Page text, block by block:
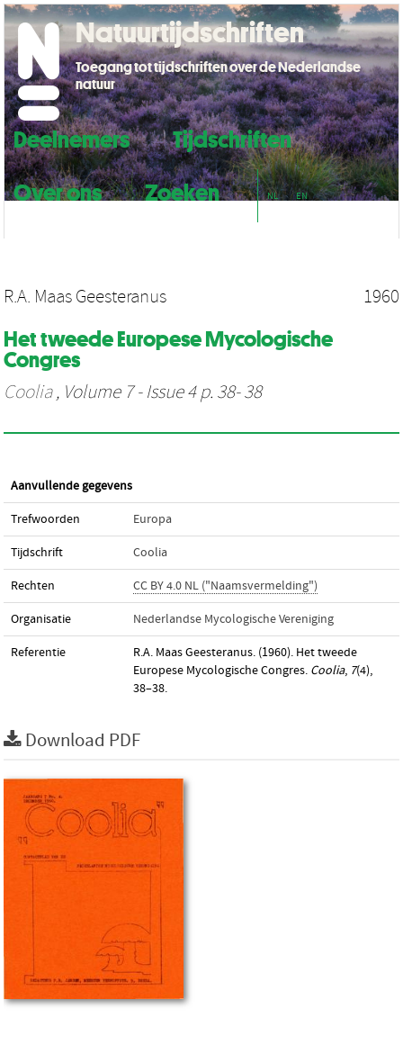
Deelnemers
Tijdschriften
Over ons
Zoeken NL EN
Natuurtijdschriften
Toegang tot tijdschriften over de Nederlandse
natuur
R.A. Maas Geesteranus 1960
Het tweede Europese Mycologische
Congres
Coolia, Volume 7 - Issue 4 p. 38- 38
Aanvullende gegevens
Trefwoorden Europa
Tijdschrift Coolia
Rechten CC BY 4.0 NL ("Naamsvermelding")
Organisatie Nederlandse Mycologische Vereniging
Referentie
R.A. Maas Geesteranus. (1960). Het tweede
Europese Mycologische Congres. Coolia, 7(4),
38–38.
Download PDF